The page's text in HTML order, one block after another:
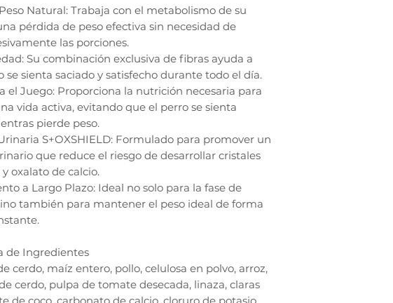
Natural: Trabaja con el metabolismo de su
pérdida de peso efectiva sin necesidad de
las porciones.
Su combinación exclusiva de fibras ayuda a
se sienta saciado y satisfecho durante todo el día.
el Juego: Proporciona la nutrición necesaria para
vida activa, evitando que el perro se sienta
pierde peso.
S+OXSHIELD: Formulado para promover un
que reduce el riesgo de desarrollar cristales
oxalato de calcio.
a Largo Plazo: Ideal no solo para la fase de
también para mantener el peso ideal de forma
de Ingredientes
cerdo, maíz entero, pollo, celulosa en polvo, arroz,
cerdo, pulpa de tomate desecada, linaza, claras